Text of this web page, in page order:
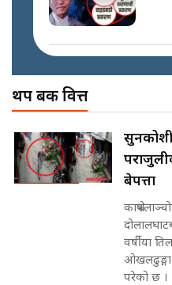
|| PM
||
the
मन्त्री
थप बैंक वित्त
बेपत्ता
वर्षीया
ओखलढुङ्गा
परेको छ ।